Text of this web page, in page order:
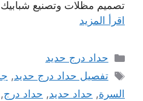
تصميم مظلات وتصنيع
اقرأ المزيد
التصنيفات
حداد درج حديد
الوسوم
تفصيل حداد درج حديد,
السرة, حداد حديد, حداد درج,